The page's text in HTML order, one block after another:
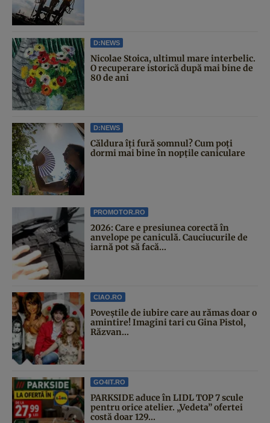
D:NEWS
Nicolae Stoica, ultimul mare interbelic.
O recuperare istorică după mai bine de
80 de ani
D:NEWS
Căldura îți fură somnul? Cum poți
dormi mai bine în nopțile caniculare
PROMOTOR.RO
2026: Care e presiunea corectă în
anvelope pe caniculă. Cauciucurile de
iarnă pot să facă...
CIAO.RO
Poveştile de iubire care au rămas doar o
amintire! Imagini tari cu Gina Pistol,
Răzvan...
GO4IT.RO
PARKSIDE aduce în LIDL TOP 7 scule
pentru orice atelier. „Vedeta” ofertei
costă doar 129...